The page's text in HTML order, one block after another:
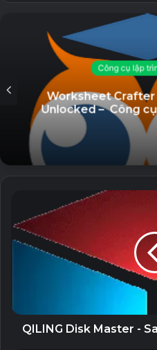
AutoPlay
19
GiliSoft
– Ghi đĩa
7
Stellar
5
Eltima
Phần
qua
23 August,
– Tối ưu hiệu suất máy tính.
Bảo mật -
RDS-Knight
Unlocked – Bảo
QILING Disk Master -